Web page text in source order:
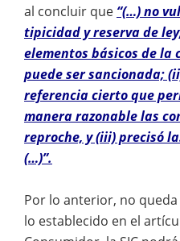
al concluir que “(…) no
tipicidad y reserva de
elementos básicos de
puede ser sancionada;
referencia cierto que
manera razonable las
reproche, y (iii) precisó
(…)”.
Por lo anterior, no
lo establecido en el